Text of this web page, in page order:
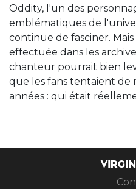
Oddity, l'un des
emblématiques de
continue de fasciner.
effectuée dans les
chanteur pourrait bien
que les fans tentaient de
années : qui était